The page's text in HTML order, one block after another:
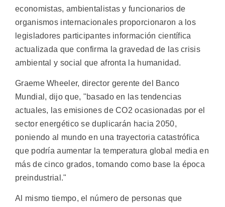
economistas, ambientalistas y funcionarios de
organismos internacionales proporcionaron a los
legisladores participantes información científica
actualizada que confirma la gravedad de las crisis
ambiental y social que afronta la humanidad.
Graeme Wheeler, director gerente del Banco
Mundial, dijo que, "basado en las tendencias
actuales, las emisiones de CO2 ocasionadas por el
sector energético se duplicarán hacia 2050,
poniendo al mundo en una trayectoria catastrófica
que podría aumentar la temperatura global media en
más de cinco grados, tomando como base la época
preindustrial."
Al mismo tiempo, el número de personas que